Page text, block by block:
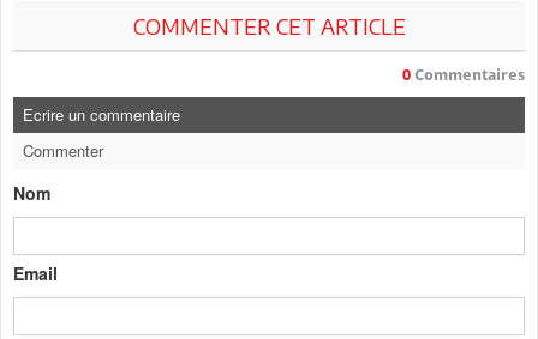
COMMENTER CET ARTICLE
0 Commentaires
Ecrire un commentaire
Commenter
Nom
Email